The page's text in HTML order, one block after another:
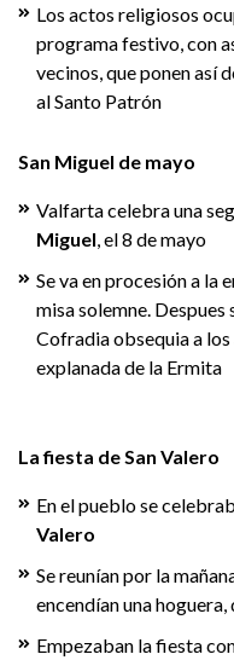
Los actos religiosos
programa festivo, con
vecinos, que ponen así
al Santo Patrón
San Miguel de mayo
Valfarta celebra una
Miguel , el 8 de mayo
Se va en procesión a la
misa solemne.
Cofradia obsequia a
explanada de la Ermita
La fiesta de San Valero
En el pueblo se
Valero
Se reunían por la
encendían una
Empezaban la fiesta